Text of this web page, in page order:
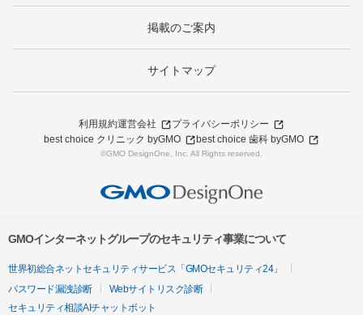
掲載のご案内
サイトマップ
利用規約運営会社
プライバシーポリシー
best choice クリニック byGMO
best choice 歯科 byGMO
©GMO DesignOne, Inc. All Rights reserved.
GMOインターネットグループのセキュリティ事業について
世界初総合ネットセキュリティサービス「GMOセキュリティ24」
パスワード漏洩診断
Webサイトリスク診断
セキュリティ相談AIチャットボット